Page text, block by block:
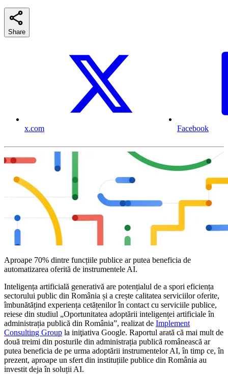
Share
x.com Facebook
Aproape 70% dintre funcțiile publice ar putea beneficia de
automatizarea oferită de instrumentele AI.
Inteligența artificială generativă are potențialul de a spori eficiența
sectorului public din România și a crește calitatea serviciilor oferite,
îmbunătățind experiența cetățenilor în contact cu serviciile publice,
reiese din studiul „Oportunitatea adoptării inteligenței artificiale în
administrația publică din România”, realizat de Implement
Consulting Group la iniţiativa Google. Raportul arată că mai mult de
două treimi din posturile din administrația publică românească ar
putea beneficia de pe urma adoptării instrumentelor AI, în timp ce, în
prezent, aproape un sfert din instituțiile publice din România au
investit deja în soluții AI.